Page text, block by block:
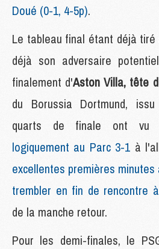
Doué (0-1, 4-5p).
Le tableau final étant déjà
déjà son adversaire
finalement d'Aston Villa, tête
du Borussia Dortmund,
quarts de finale ont vu
logiquement au Parc 3-1 à
excellentes premières minutes
trembler en fin de rencontre
de la manche retour.
Pour les demi-finales, le